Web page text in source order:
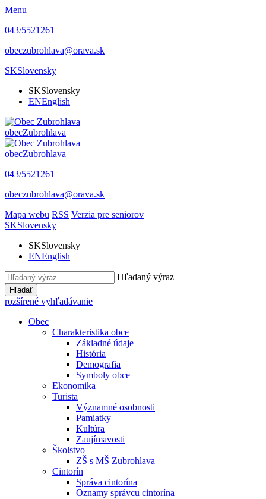
Menu
043/5521261
obeczubrohlava@orava.sk
SKSlovensky
SKSlovensky
ENEnglish
obecZubrohlava
obecZubrohlava
043/5521261
obeczubrohlava@orava.sk
Mapa webu RSS Verzia pre seniorov
SKSlovensky
SKSlovensky
ENEnglish
Hľadaný výraz
Hľadať
rozšírené vyhľadávanie
Obec
Charakteristika obce
Základné údaje
História
Demografia
Symboly obce
Ekonomika
Turista
Významné osobnosti
Pamiatky
Kultúra
Zaujímavosti
Školstvo
ZŠ s MŠ Zubrohlava
Cintorín
Správa cintorína
Oznamy správcu cintorína